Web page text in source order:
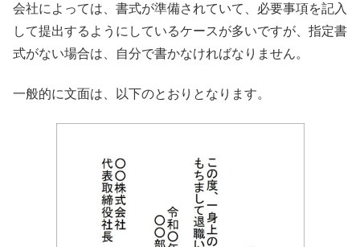
会社によっては、書式が準備されていて、必要事項を記入
して提出するようにしているケースが多いですが、指定書
式がない場合は、自分で書かなければなりません。
一般的に文面は、以下のとおりとなります。